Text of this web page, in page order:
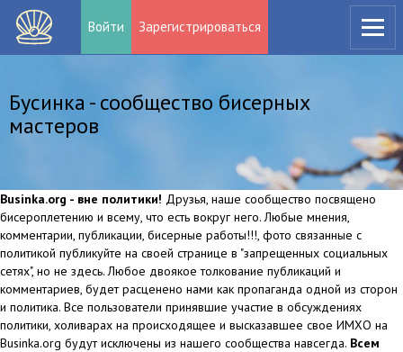
Войти Зарегистрироваться
Бусинка - сообщество бисерных
мастеров
Businka.org - вне политики! Друзья, наше сообщество посвящено
бисероплетению и всему, что есть вокруг него. Любые мнения,
комментарии, публикации, бисерные работы!!!, фото связанные с
политикой публикуйте на своей странице в "запрещенных социальных
сетях", но не здесь. Любое двоякое толкование публикаций и
комментариев, будет расценено нами как пропаганда одной из сторон
и политика. Все пользователи принявшие участие в обсуждениях
политики, холиварах на происходящее и высказавшее свое ИМХО на
Businka.org будут исключены из нашего сообщества навсегда. Всем